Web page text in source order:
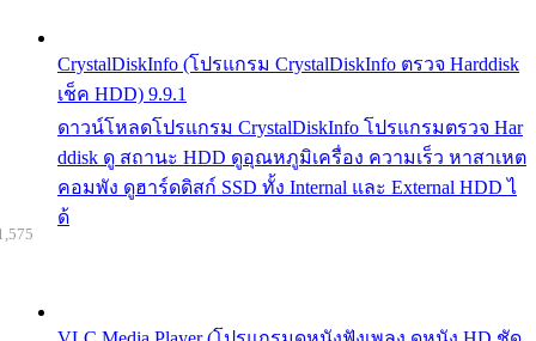
CrystalDiskInfo (โปรแกรม CrystalDiskInfo ตรวจ Harddisk
เช็ค HDD) 9.9.1
ดาวน์โหลดโปรแกรม CrystalDiskInfo โปรแกรมตรวจ Har
ddisk ดู สถานะ HDD ดูอุณหภูมิเครื่อง ความเร็ว หาสาเหต
คอมพัง ดูฮาร์ดดิสก์ SSD ทั้ง Internal และ External HDD ไ
ด้